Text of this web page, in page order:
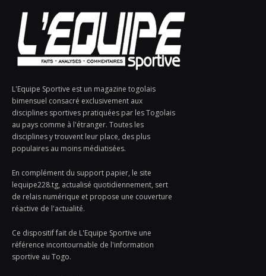
L'Equipe Sportive est un magazine togolais
bimensuel consacré exclusivement aux
disciplines sportives pratiquées par les Togolais
au pays comme à l'étranger. Toutes les
disciplines y trouvent leur place, des plus
populaires au moins médiatisées.
En complément du support papier, le site
lequipe228.tg, actualisé quotidiennement, sert
de relais numérique et propose une couverture
réactive de l'actualité.
Ce dispositif fait de L'Equipe Sportive une
référence incontournable de l'information
sportive au Togo.